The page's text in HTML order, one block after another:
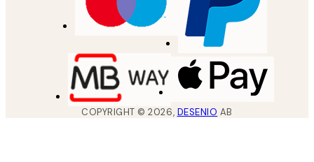
COPYRIGHT ©2026, DESENIO AB